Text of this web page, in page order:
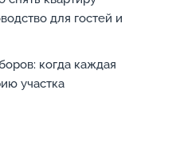
для гостей и
когда каждая
участка